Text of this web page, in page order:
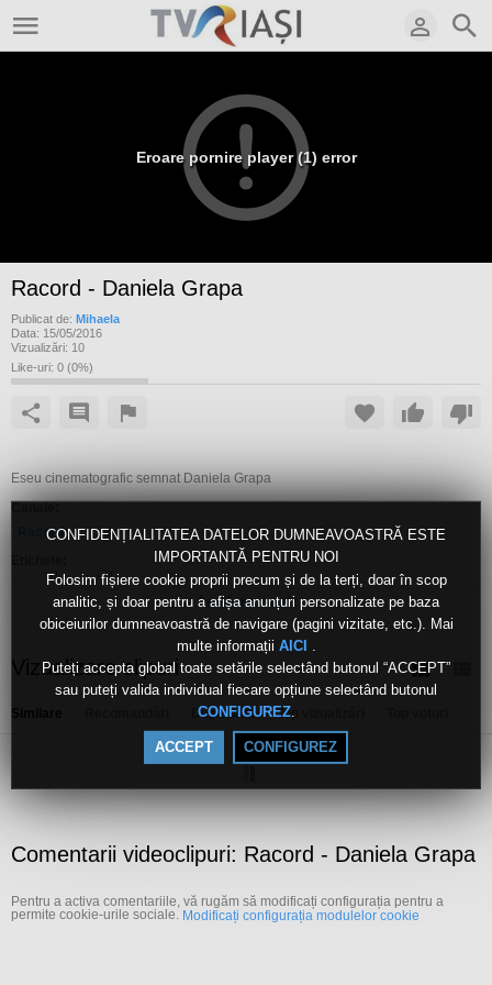
CONFIDENȚIALITATEA DATELOR DUMNEAVOASTRĂ ESTE
IMPORTANTĂ PENTRU NOI
Folosim fișiere cookie proprii precum și de la terți, doar în scop
analitic, și doar pentru a afișa anunțuri personalizate pe baza
obiceiurilor dumneavoastră de navigare (pagini vizitate, etc.). Mai
multe informații AICI
Puteți accepta global toate setările selectând butonul “ACCEPT”
sau puteți valida individual fiecare opțiune selectând butonul
CONFIGUREZ.
ACCEPT CONFIGUREZ
Eroare pornire player (1) error
Racord - Daniela Grapa
Publicat de: Mihaela
Data: 15/05/2016
Vizualizări: 10
Like-uri: 0 (0%)
Eseu cinematografic semnat Daniela Grapa
Racord
racord
daniela grapa
Arată mai mult
Vizualizare clipuri
După dată Top vizualizări
Comentarii videoclipuri: Racord - Daniela Grapa
Pentru a activa comentariile, vă rugăm să modificați configurația pentru a
permite cookie-urile sociale. Modificați configurația modulelor cookie